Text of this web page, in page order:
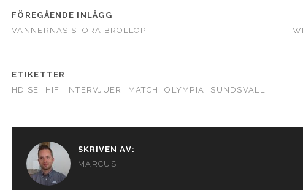
FÖREGÅENDE INLÄGG
VÄNNERNAS STORA BRÖLLOP
ETIKETTER
HD.SE
HIF INTERVJUER MATCH OLYMPIA SUNDSVALL
SKRIVEN AV:
MARCUS